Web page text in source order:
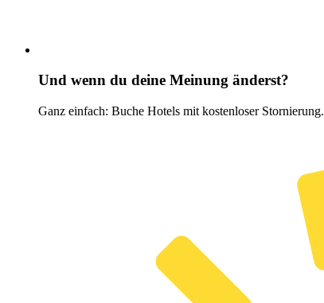
Und wenn du deine Meinung änderst?
Ganz einfach: Buche Hotels mit kostenloser Stornierung.